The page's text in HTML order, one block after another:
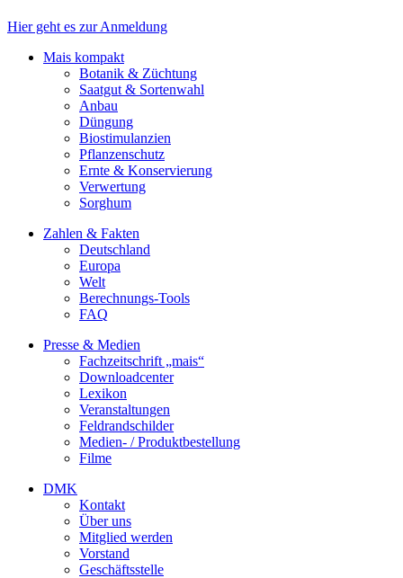
Hier geht es zur Anmeldung
Mais kompakt
Botanik & Züchtung
Saatgut & Sortenwahl
Anbau
Düngung
Biostimulanzien
Pflanzenschutz
Ernte & Konservierung
Verwertung
Sorghum
Zahlen & Fakten
Deutschland
Europa
Welt
Berechnungs-Tools
FAQ
Presse & Medien
Fachzeitschrift „mais“
Downloadcenter
Lexikon
Veranstaltungen
Feldrandschilder
Medien- / Produktbestellung
Filme
DMK
Kontakt
Über uns
Mitglied werden
Vorstand
Geschäftsstelle